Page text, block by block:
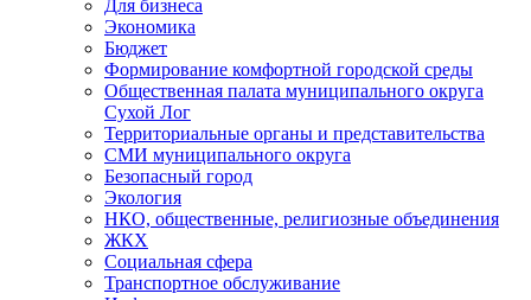
Для бизнеса
Экономика
Бюджет
Формирование комфортной городской среды
Общественная палата муниципального округа
Сухой Лог
Территориальные органы и представительства
СМИ муниципального округа
Безопасный город
Экология
НКО, общественные, религиозные объединения
ЖКХ
Социальная сфера
Транспортное обслуживание